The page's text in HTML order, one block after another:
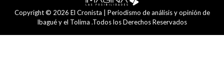
Copyright © 2026 El Cronista | Periodismo de análisis y opinión de
Ibagué y el Tolima .Todos los Derechos Reservados